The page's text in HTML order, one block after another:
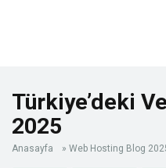
Türkiye’deki
2025
Anasayfa » Web Hosting Blog